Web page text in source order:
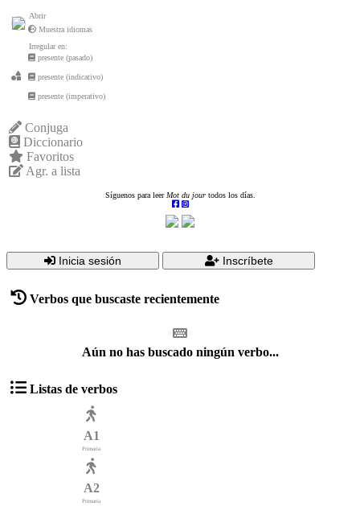
Abrir
Muestra idiomas
Irregular en:
presente (pasado)
presente (indicativo)
presente (imperativo)
Conjuga
Diccionario
Favoritos
Agr. a lista
Síguenos para leer Mot du jourtodos los días.
Inicia sesión Inscríbete
Verbos que buscaste recientemente
Aún no has buscado ningún verbo...
Listas de verbos
A1
Primaria
A2
Primaria